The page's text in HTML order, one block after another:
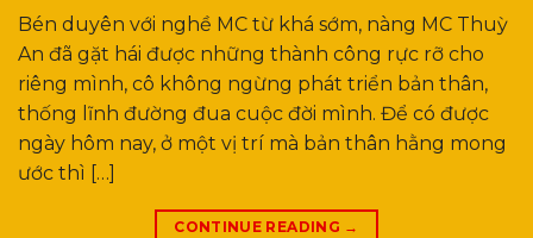
Bén duyên với nghề MC từ khá sớm, nàng MC Thuỳ
An đã gặt hái được những thành công rực rỡ cho
riêng mình, cô không ngừng phát triển bản thân,
thống lĩnh đường đua cuộc đời mình. Để có được
ngày hôm nay, ở một vị trí mà bản thân hằng mong
ước thì […]
CONTINUE READING →